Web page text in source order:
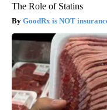
The Role of Statins
GoodRx is NOT